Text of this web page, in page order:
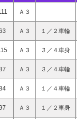
Ａ３
Ａ３ １／２車輪
Ａ３ ３／４車身
Ａ３ ３／４車輪
Ａ３ １／４車輪
Ａ３ １／２車身